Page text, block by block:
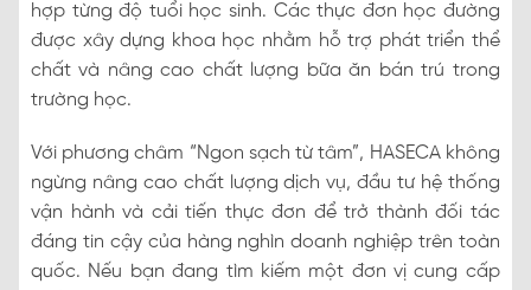
hợp từng độ tuổi học sinh. Các thực đơn học đường
được xây dựng khoa học nhằm hỗ trợ phát triển thể
chất và nâng cao chất lượng bữa ăn bán trú trong
trường học.
Với phương châm “Ngon sạch từ tâm”, HASECA không
ngừng nâng cao chất lượng dịch vụ, đầu tư hệ thống
vận hành và cải tiến thực đơn để trở thành đối tác
đáng tin cậy của hàng nghìn doanh nghiệp trên toàn
quốc. Nếu bạn đang tìm kiếm một đơn vị cung cấp